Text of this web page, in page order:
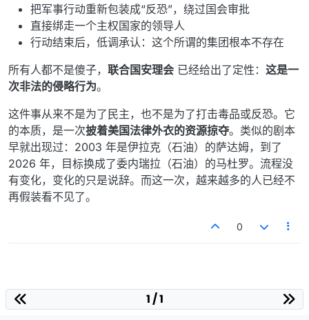
把军事行动重新包装成“反恐”，绕过国会审批
直接绑走一个主权国家的领导人
行动结束后，低调承认：这个所谓的集团根本不存在
所有人都不是傻子， 联合国安理会 已经给出了定性： 这是一
次非法的侵略行为。
这件事从来不是为了民主，也不是为了打击毒品或反恐。它
的本质，是一次披着美国法律外衣的资源掠夺。类似的剧本
早就出现过：2003 年是伊拉克（石油）的萨达姆，到了
2026 年，目标换成了委内瑞拉（石油）的马杜罗。流程没
有变化，变化的只是说辞。而这一次，越来越多的人已经不
再假装看不见了。
0
1 / 1